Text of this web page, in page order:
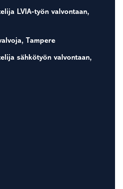
LVIA-työn valvontaan,
Tampere
sähkötyön valvontaan,